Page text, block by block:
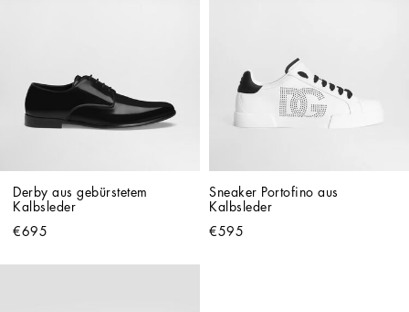
Derby aus gebürstetem
Kalbsleder
€695
Sneaker Portofino aus
Kalbsleder
€595